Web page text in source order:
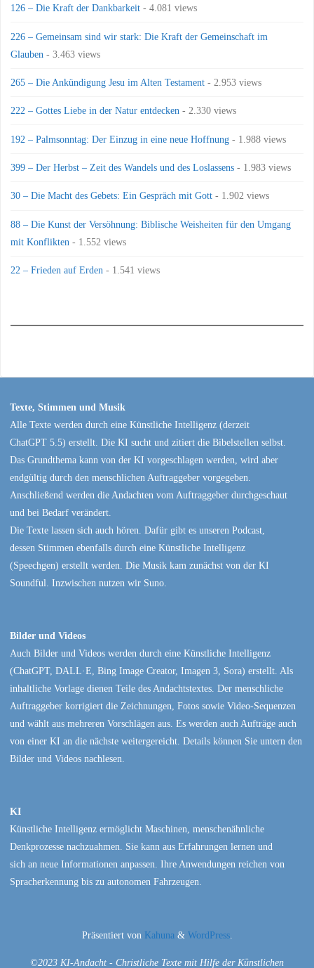
126 – Die Kraft der Dankbarkeit - 4.081 views
226 – Gemeinsam sind wir stark: Die Kraft der Gemeinschaft im
Glauben - 3.463 views
265 – Die Ankündigung Jesu im Alten Testament - 2.953 views
222 – Gottes Liebe in der Natur entdecken - 2.330 views
192 – Palmsonntag: Der Einzug in eine neue Hoffnung - 1.988 views
399 – Der Herbst – Zeit des Wandels und des Loslassens - 1.983 views
30 – Die Macht des Gebets: Ein Gespräch mit Gott - 1.902 views
88 – Die Kunst der Versöhnung: Biblische Weisheiten für den Umgang
mit Konflikten - 1.552 views
22 – Frieden auf Erden - 1.541 views
Texte, Stimmen und Musik
Alle Texte werden durch eine Künstliche Intelligenz (derzeit
ChatGPT 5.5) erstellt. Die KI sucht und zitiert die Bibelstellen selbst.
Das Grundthema kann von der KI vorgeschlagen werden, wird aber
endgültig durch den menschlichen Auftraggeber vorgegeben.
Anschließend werden die Andachten vom Auftraggeber durchgeschaut
und bei Bedarf verändert.
Die Texte lassen sich auch hören. Dafür gibt es unseren Podcast,
dessen Stimmen ebenfalls durch eine Künstliche Intelligenz
(Speechgen) erstellt werden. Die Musik kam zunächst von der KI
Soundful. Inzwischen nutzen wir Suno.
Bilder und Videos
Auch Bilder und Videos werden durch eine Künstliche Intelligenz
(ChatGPT, DALL·E, Bing Image Creator, Imagen 3, Sora) erstellt. Als
inhaltliche Vorlage dienen Teile des Andachtstextes. Der menschliche
Auftraggeber korrigiert die Zeichnungen, Fotos sowie Video-Sequenzen
und wählt aus mehreren Vorschlägen aus. Es werden auch Aufträge auch
von einer KI an die nächste weitergereicht. Details können Sie untern den
Bilder und Videos nachlesen.
KI
Künstliche Intelligenz ermöglicht Maschinen, menschenähnliche
Denkprozesse nachzuahmen. Sie kann aus Erfahrungen lernen und
sich an neue Informationen anpassen. Ihre Anwendungen reichen von
Spracherkennung bis zu autonomen Fahrzeugen.
Präsentiert von Kahuna & WordPress.
©2023 KI-Andacht - Christliche Texte mit Hilfe der Künstlichen